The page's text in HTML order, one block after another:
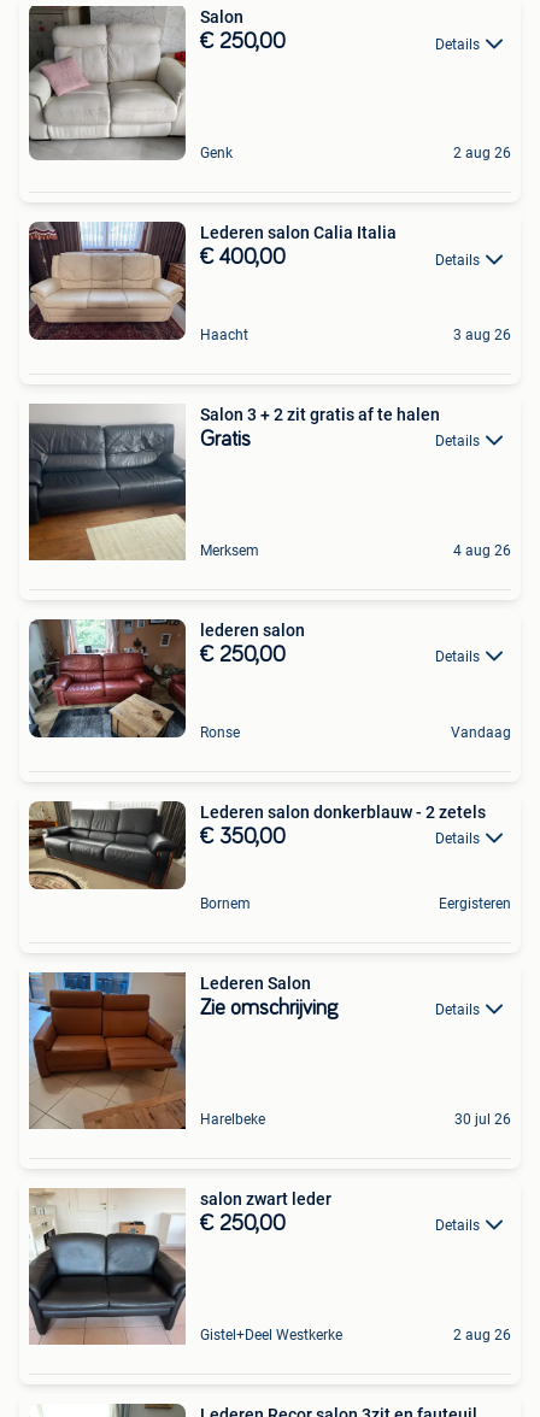
Salon
€ 250,00 Details
Genk 2 aug 26
Lederen salon Calia Italia
€ 400,00 Details
Haacht 3 aug 26
Salon 3 + 2 zit gratis af te halen
Gratis Details
Merksem 4 aug 26
lederen salon
€ 250,00 Details
Ronse Vandaag
Lederen salon donkerblauw - 2 zetels
€ 350,00 Details
Bornem Eergisteren
Lederen Salon
Zie omschrijving Details
Harelbeke 30 jul 26
salon zwart leder
€ 250,00 Details
Gistel+Deel Westkerke 2 aug 26